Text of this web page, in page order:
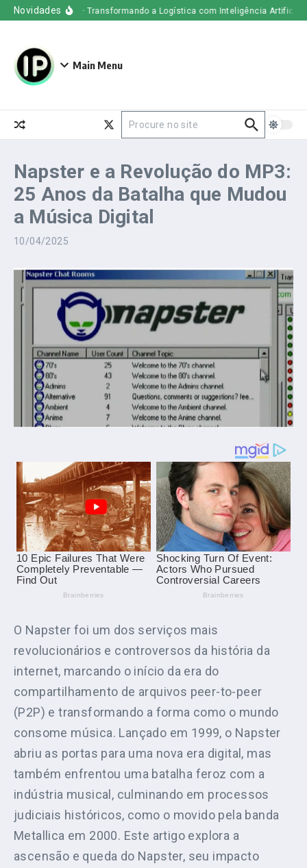
Ir para o conteúdo
Novidades
Uber Freight – Transformando a Logística com Inteligência Artificial
Main Menu
Napster e a Revolução do MP3:
25 Anos da Batalha que Mudou
a Música Digital
10/04/2025
O Napster foi um dos serviços mais
revolucionários e controversos da história da
internet, marcando o início da era do
compartilhamento de arquivos peer-to-peer
(P2P) e transformando a forma como o mundo
consome música. Lançado em 1999, o Napster
abriu as portas para uma nova era digital, mas
também enfrentou uma batalha feroz com a
indústria musical, culminando em processos
judiciais históricos, como o movido pela banda
Metallica em 2000. Este artigo explora a
ascensão e queda do Napster, seu impacto